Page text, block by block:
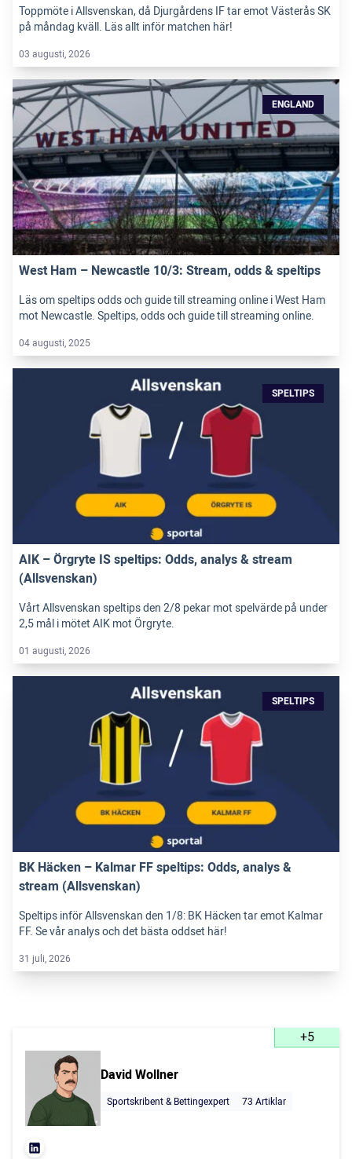
Toppmöte i Allsvenskan, då Djurgårdens IF tar emot Västerås SK
på måndag kväll. Läs allt inför matchen här!
03 augusti, 2026
ENGLAND
West Ham – Newcastle 10/3: Stream, odds & speltips
Läs om speltips odds och guide till streaming online i West Ham
mot Newcastle. Speltips, odds och guide till streaming online.
04 augusti, 2025
SPELTIPS
AIK – Örgryte IS speltips: Odds, analys & stream
(Allsvenskan)
Vårt Allsvenskan speltips den 2/8 pekar mot spelvärde på under
2,5 mål i mötet AIK mot Örgryte.
01 augusti, 2026
SPELTIPS
BK Häcken – Kalmar FF speltips: Odds, analys &
stream (Allsvenskan)
Speltips inför Allsvenskan den 1/8: BK Häcken tar emot Kalmar
FF. Se vår analys och det bästa oddset här!
31 juli, 2026
+5
David Wollner
Sportskribent & Bettingexpert 73 Artiklar